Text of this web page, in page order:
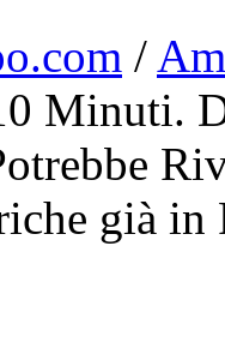
/
Minuti.
già in